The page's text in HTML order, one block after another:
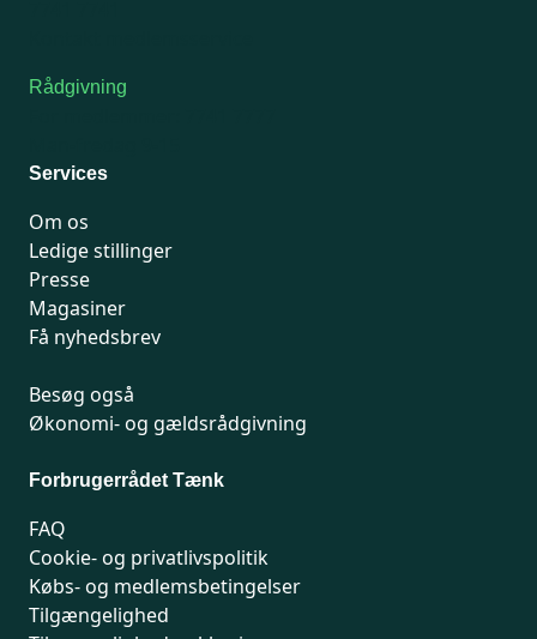
Rådgivning
Services
Om os
Ledige stillinger
Presse
Magasiner
Få nyhedsbrev
Besøg også
Økonomi- og gældsrådgivning
Forbrugerrådet Tænk
FAQ
Cookie- og privatlivspolitik
Købs- og medlemsbetingelser
Tilgængelighed